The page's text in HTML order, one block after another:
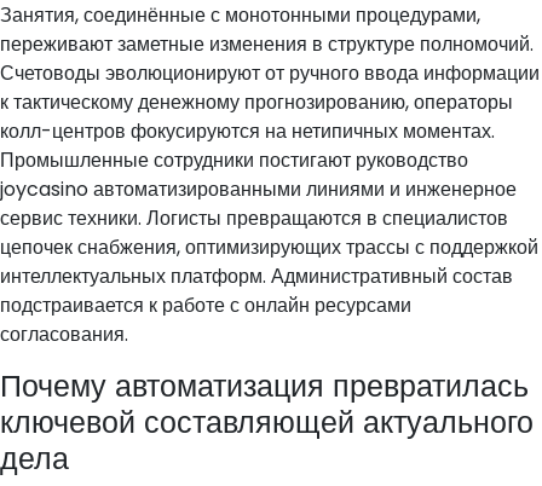
Занятия, соединённые с монотонными процедурами,
переживают заметные изменения в структуре полномочий.
Счетоводы эволюционируют от ручного ввода информации
к тактическому денежному прогнозированию, операторы
колл-центров фокусируются на нетипичных моментах.
Промышленные сотрудники постигают руководство
joycasino автоматизированными линиями и инженерное
сервис техники. Логисты превращаются в специалистов
цепочек снабжения, оптимизирующих трассы с поддержкой
интеллектуальных платформ. Административный состав
подстраивается к работе с онлайн ресурсами
согласования.
Почему автоматизация превратилась
ключевой составляющей актуального
дела